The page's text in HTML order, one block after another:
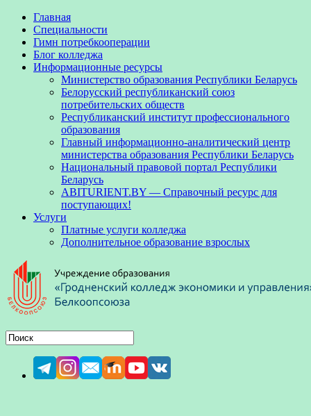
Главная
Специальности
Гимн потребкооперации
Блог колледжа
Информационные ресурсы
Министерство образования Республики Беларусь
Белорусский республиканский союз
потребительских обществ
Республиканский институт профессионального
образования
Главный информационно-аналитический центр
министерства образования Республики Беларусь
Национальный правовой портал Республики
Беларусь
ABITURIENT.BY — Справочный ресурс для
поступающих!
Услуги
Платные услуги колледжа
Дополнительное образование взрослых